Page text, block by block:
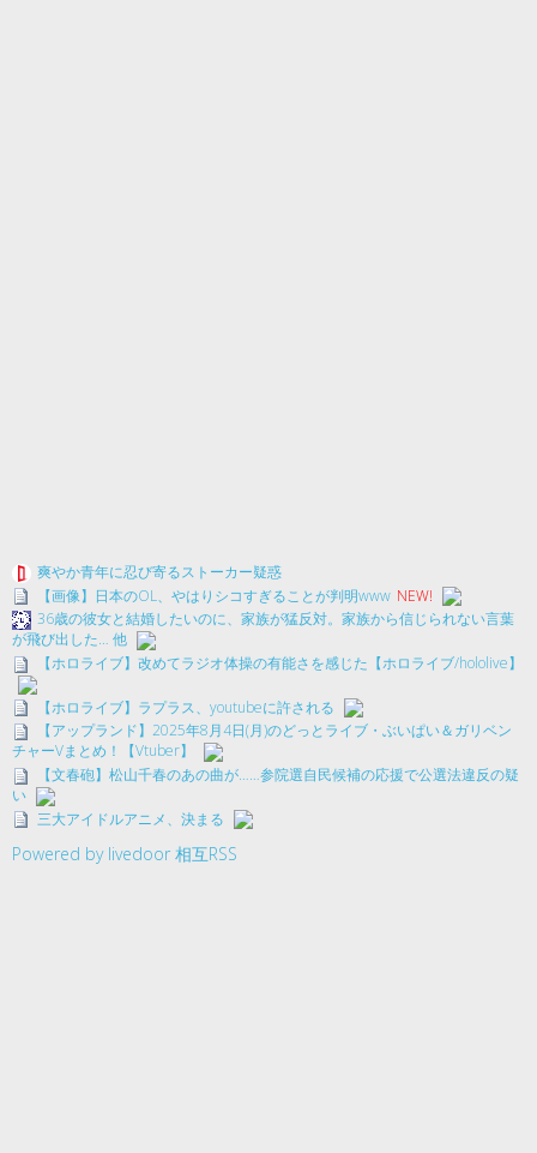
爽やか青年に忍び寄るストーカー疑惑
【画像】日本のOL、やはりシコすぎることが判明www NEW!
36歳の彼女と結婚したいのに、家族が猛反対。家族から信じられない言葉
が飛び出した… 他
【ホロライブ】改めてラジオ体操の有能さを感じた【ホロライブ/hololive】
【ホロライブ】ラプラス、youtubeに許される
【アップランド】2025年8月4日(月)のどっとライブ・ぶいぱい＆ガリベン
チャーVまとめ！【Vtuber】
【文春砲】松山千春のあの曲が……参院選自民候補の応援で公選法違反の疑
い
三大アイドルアニメ、決まる
Powered by livedoor 相互RSS